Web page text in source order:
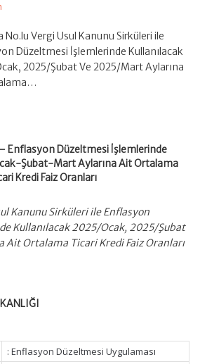
No.lu Vergi Usul Kanunu Sirküleri ile
Düzeltmesi İşlemlerinde Kullanılacak
2025/Şubat Ve 2025/Mart Aylarına
Enflasyon Düzeltmesi İşlemlerinde
Şubat-Mart Aylarına Ait Ortalama
Kredi Faiz Oranları
Kanunu Sirküleri ile Enflasyon
Kullanılacak 2025/Ocak, 2025/Şubat
Ait Ortalama Ticari Kredi Faiz Oranları
: Enflasyon Düzeltmesi Uygulaması